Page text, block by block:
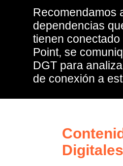
Recomendamos
dependencias
tienen
Point, se
DGT para
de conexión a
Digitales